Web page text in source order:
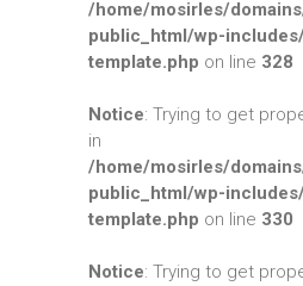
/home/mosirles/
public_html/wp-
template.php on line 328
Notice: Trying to get
in
/home/mosirles/
public_html/wp-
template.php on line 330
Notice: Trying to get